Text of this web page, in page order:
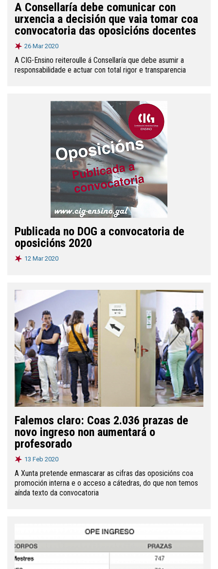
A Consellaría debe comunicar con
urxencia a decisión que vaia tomar coa
convocatoria das oposicións docentes
26 Mar 2020
A CIG-Ensino reiteroulle á Consellaría que debe asumir a
responsabilidade e actuar con total rigor e transparencia
Publicada no DOG a convocatoria de
oposicións 2020
12 Mar 2020
Falemos claro: Coas 2.036 prazas de
novo ingreso non aumentará o
profesorado
13 Feb 2020
A Xunta pretende enmascarar as cifras das oposicións coa
promoción interna e o acceso a cátedras, do que non temos
aínda texto da convocatoria